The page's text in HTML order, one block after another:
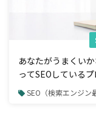
あなたがうまくい
ってSEOしている
SEO（検索エンジン